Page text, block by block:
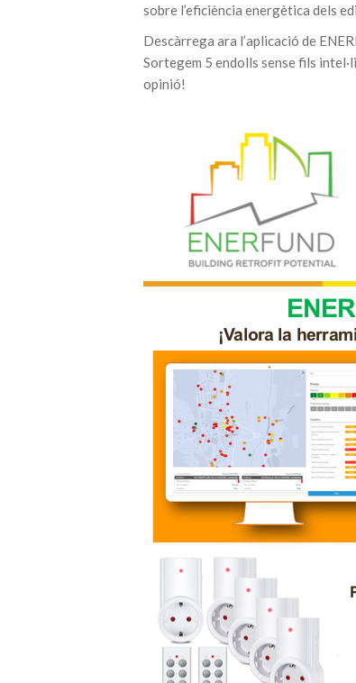
sobre l’eficiència energètica dels
Descàrrega ara l’aplicació de
Sortegem 5 endolls sense fils
opinió!